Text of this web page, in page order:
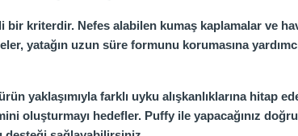
bir kriterdir. Nefes alabilen kumaş kaplamalar ve
yatağın uzun süre formunu korumasına
yaklaşımıyla farklı uyku alışkanlıklarına hitap
oluşturmayı hedefler. Puffy ile yapacağınız